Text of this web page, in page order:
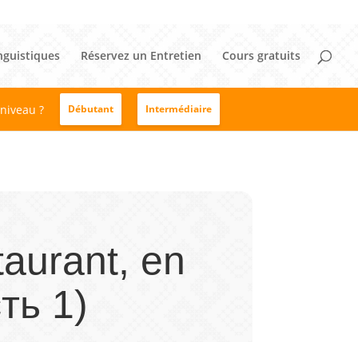
Réservez un Entretien Cours gratuits
? Débutant Intermédiaire
en
1)